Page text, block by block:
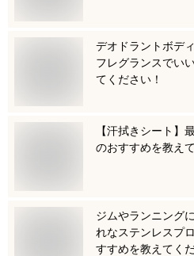
デオドラントボデ
フレグランスでい
てください！
【汗拭きシート】
のおすすめを教えて
ジムやランニング
れなステンレスプ
すすめを教えてく